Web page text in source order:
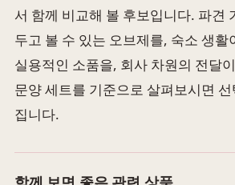
서 함께 비교해 볼 후보입니다. 파견
두고 볼 수 있는 오브제를, 숙소 생활
실용적인 소품을, 회사 차원의 전달
문양 세트를 기준으로 살펴보시면
집니다.